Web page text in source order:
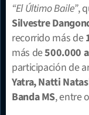
“El Último Baile”
Silvestre
recorrido más de
más de 500.000
participación de
Yatra, Natti
Banda MS, entre